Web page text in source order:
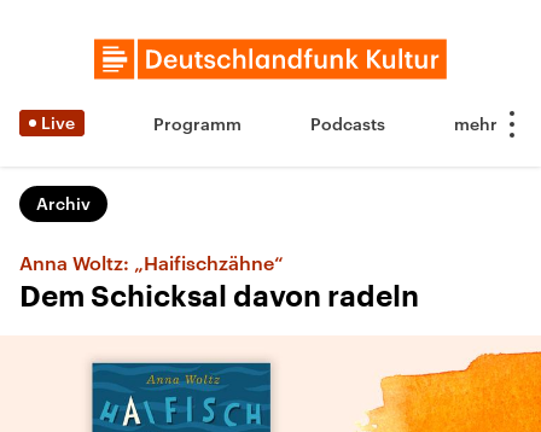
Live Programm Podcasts
Archiv
Anna Woltz: „Haifischzähne“
Dem Schicksal davon radeln